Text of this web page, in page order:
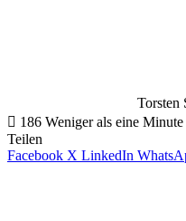
Torsten
186 Weniger als eine Minute
Teilen
Facebook X LinkedIn